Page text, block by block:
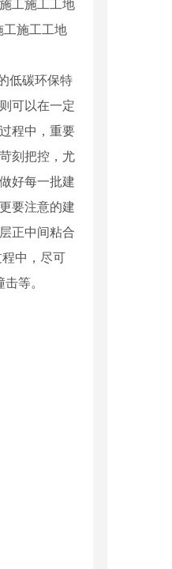
工施工工地
工施工工地
低碳环保特
可以在一定
程中，重要
刻把控，尤
好每一批建
要注意的建
正中间粘合
中，尽可
等。